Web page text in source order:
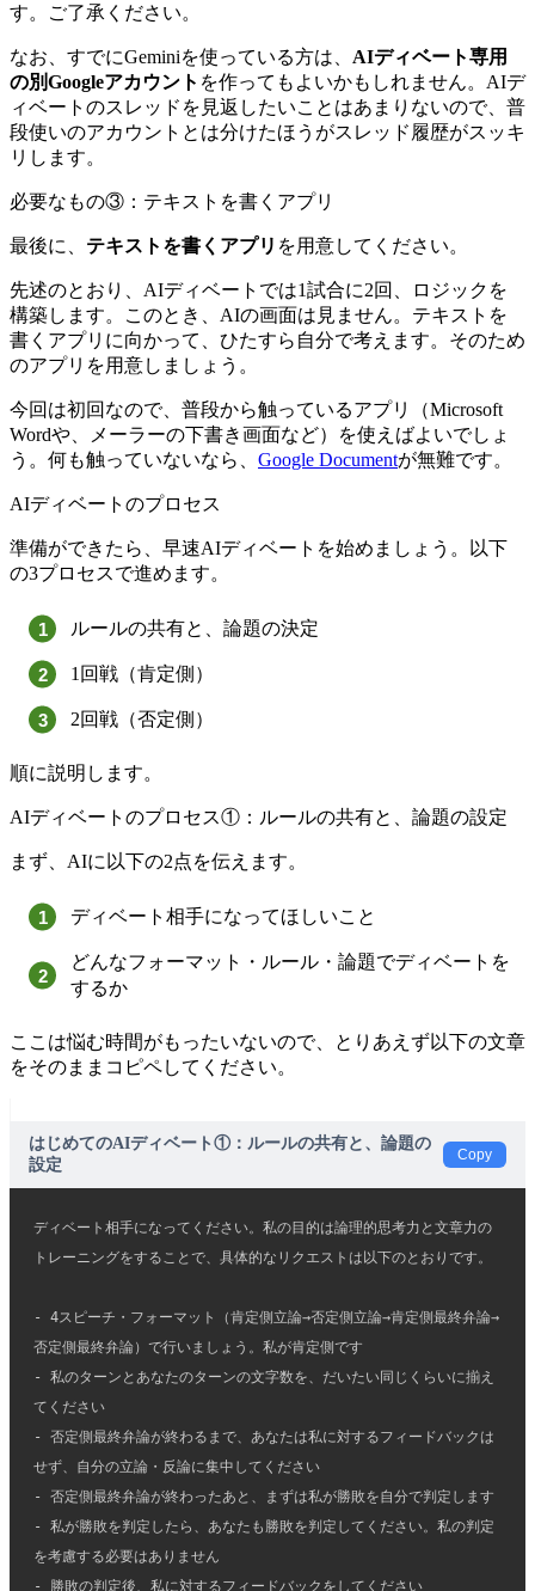
す。ご了承ください。
なお、すでにGeminiを使っている方は、 AIディベート専用
の別Googleアカウント を作ってもよいかもしれません。AIデ
ィベートのスレッドを見返したいことはあまりないので、普
段使いのアカウントとは分けたほうがスレッド履歴がスッキ
リします。
必要なもの③：テキストを書くアプリ
最後に、 テキストを書くアプリ を用意してください。
先述のとおり、AIディベートでは1試合に2回、ロジックを
構築します。このとき、AIの画面は見ません。テキストを
書くアプリに向かって、ひたすら自分で考えます。そのため
のアプリを用意しましょう。
今回は初回なので、普段から触っているアプリ（Microsoft
Wordや、メーラーの下書き画面など）を使えばよいでしょ
う。何も触っていないなら、 Google Documentが無難です。
AIディベートのプロセス
準備ができたら、早速AIディベートを始めましょう。以下
の3プロセスで進めます。
ルールの共有と、論題の決定
1回戦（肯定側）
2回戦（否定側）
順に説明します。
AIディベートのプロセス①：ルールの共有と、論題の設定
まず、AIに以下の2点を伝えます。
ディベート相手になってほしいこと
どんなフォーマット・ルール・論題でディベートを
するか
ここは悩む時間がもったいないので、とりあえず以下の文章
をそのままコピペしてください。
はじめてのAIディベート①：ルールの共有と、論題の
設定
Copy
ディベート相手になってください。私の目的は論理的思考力と文章力の
トレーニングをすることで、具体的なリクエストは以下のとおりです。
- 4スピーチ・フォーマット（肯定側立論→否定側立論→肯定側最終弁論→
否定側最終弁論）で行いましょう。私が肯定側です
- 私のターンとあなたのターンの文字数を、だいたい同じくらいに揃え
てください
- 否定側最終弁論が終わるまで、あなたは私に対するフィードバックは
せず、自分の立論・反論に集中してください
- 否定側最終弁論が終わったあと、まずは私が勝敗を自分で判定します
- 私が勝敗を判定したら、あなたも勝敗を判定してください。私の判定
を考慮する必要はありません
- 勝敗の判定後、私に対するフィードバックをしてください